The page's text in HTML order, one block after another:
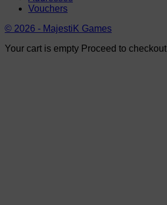
Vouchers
© 2026 - MajestiK Games
Your cart is empty Proceed to checkout